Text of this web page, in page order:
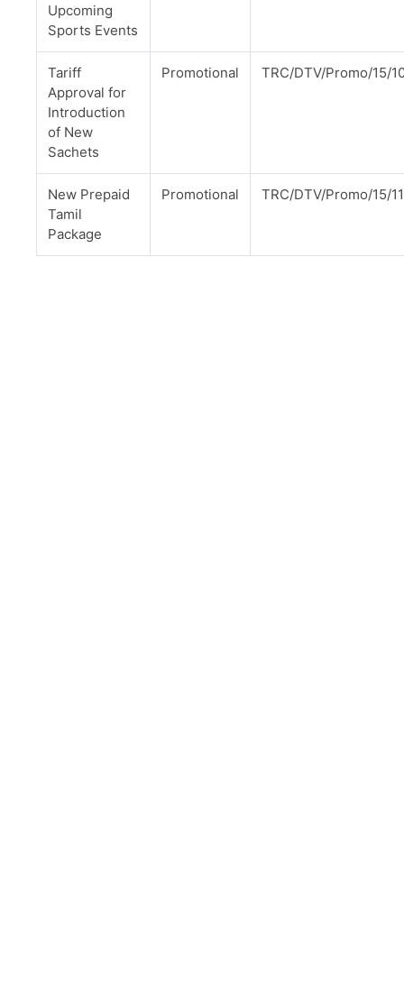
Upcoming
Sports Events
Tariff
Approval for
Introduction
of New
Sachets
Promotional TRC/DTV/Promo/15/
New Prepaid
Tamil
Package
Promotional TRC/DTV/Promo/15/11